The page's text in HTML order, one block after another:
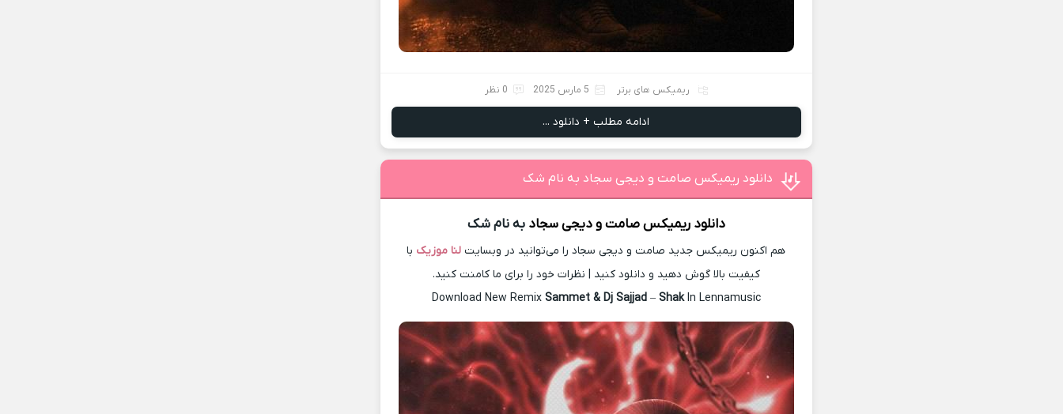
ریمیکس های برتر 5 مارس 2025 0 نظر
ادامه مطلب + دانلود ...
دانلود ریمیکس صامت و دیجی سجاد به نام شک
دانلود ریمیکسصامت و دیجی سجاد به نام شک
هم اکنون ریمیکس جدید صامت و دیجی سجاد را می‌توانید در وبسایت لنا موزیک با
کیفیت بالا گوش دهید و دانلود کنید | نظرات خود را برای ما کامنت کنید.
Download New Remix Sammet & Dj Sajjad– ShakIn Lennamusic